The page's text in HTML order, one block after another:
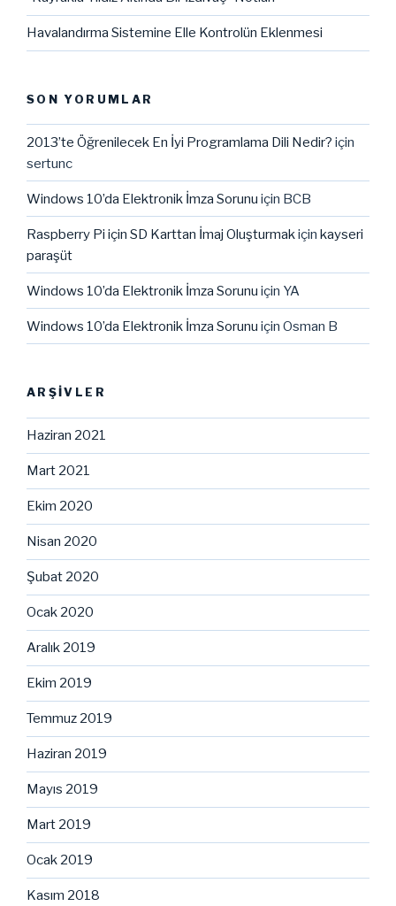
Havalandırma Sistemine Elle Kontrolün Eklenmesi
SON YORUMLAR
2013’te Öğrenilecek En İyi Programlama Dili Nedir? için
sertunc
Windows 10’da Elektronik İmza Sorunu için BCB
Raspberry Pi için SD Karttan İmaj Oluşturmakiçin kayseri
paraşüt
Windows 10’da Elektronik İmza Sorunu için YA
Windows 10’da Elektronik İmza Sorunu için Osman B
ARŞIVLER
Haziran 2021
Mart 2021
Ekim 2020
Nisan 2020
Şubat 2020
Ocak 2020
Aralık 2019
Ekim 2019
Temmuz 2019
Haziran 2019
Mayıs 2019
Mart 2019
Ocak 2019
Kasım 2018